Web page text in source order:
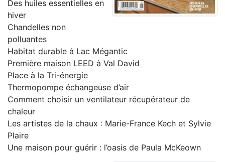
Des huiles essentielles en
hiver
Chandelles non
polluantes
Habitat durable à Lac Mégantic
Première maison LEED à Val David
Place à la Tri-énergie
Thermopompe échangeuse d’air
Comment choisir un ventilateur récupérateur de
chaleur
Les artistes de la chaux : Marie-France Kech et Sylvie
Plaire
Une maison pour guérir : l’oasis de Paula McKeown